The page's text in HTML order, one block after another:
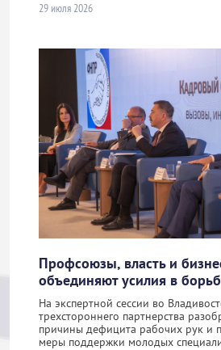
29 июля 2026
Профсоюзы, власть и
объединяют усилия в
На экспертной сессии во
трехстороннего партнерства
причины дефицита рабочих рук и
меры поддержки молодых